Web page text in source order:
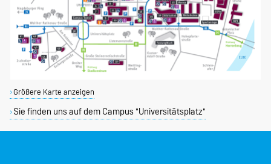
Größere Karte anzeigen
Sie finden uns auf dem Campus "Universitätsplatz"